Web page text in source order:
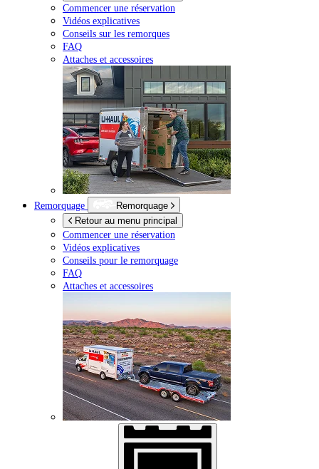
Commencer une réservation
Vidéos explicatives
Conseils sur les remorques
FAQ
Attaches et accessoires
Remorquage
Remorquage
Retour au menu principal
Commencer une réservation
Vidéos explicatives
Conseils pour le remorquage
FAQ
Attaches et accessoires